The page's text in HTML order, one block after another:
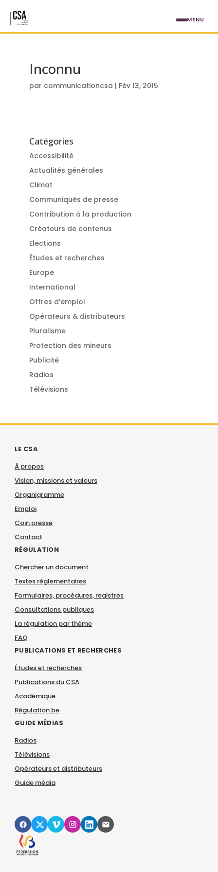
Inconnu
par communicationcsa | Fév 13, 2015
Catégories
Accessibilité
Actualités générales
Climat
Communiqués de presse
Contribution à la production
Créateurs de contenus
Elections
Études et recherches
Europe
International
Offres d’emploi
Opérateurs & distributeurs
Pluralisme
Protection des mineurs
Publicité
Radios
Télévisions
LE CSA
À propos
Vision, missions et valeurs
Organigramme
Emploi
Coin presse
Contact
RÉGULATION
Chercher un document
Textes réglementaires
Formulaires, procédures, registres
Consultations publiques
La régulation par thème
FAQ
PUBLICATIONS ET RECHERCHES
Études et recherches
Publications du CSA
Académique
Régulation.be
GUIDE MÉDIAS
Radios
Télévisions
Opérateurs et distributeurs
Guide média
MENU